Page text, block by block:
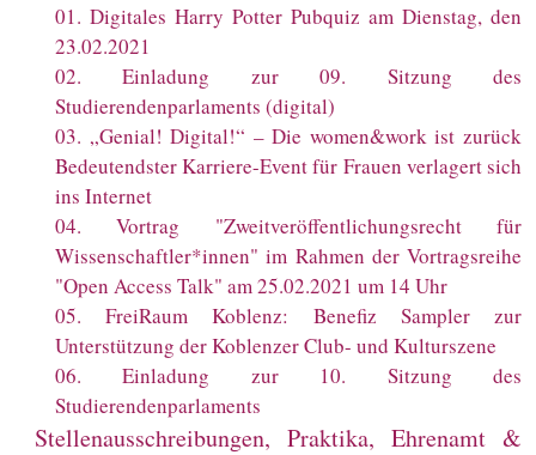
01. Digitales Harry Potter Pubquiz am Dienstag, den
23.02.2021
02.Einladung zur 09. Sitzung des
Studierendenparlaments (digital)
03. „Genial! Digital!“ – Die women&work ist zurück
Bedeutendster Karriere-Event für Frauen verlagert sich
ins Internet
04.Vortrag "Zweitveröffentlichungsrecht für
Wissenschaftler*innen" im Rahmen der Vortragsreihe
"Open Access Talk" am 25.02.2021 um 14 Uhr
05.FreiRaum Koblenz: Benefiz Sampler zur
Unterstützung der Koblenzer Club- und Kulturszene
06.Einladung zur 10. Sitzung des
Studierendenparlaments
Stellenausschreibungen, Praktika, Ehrenamt &